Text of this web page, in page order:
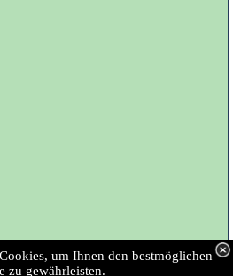
um Ihnen den bestmöglichen
zu gewährleisten.